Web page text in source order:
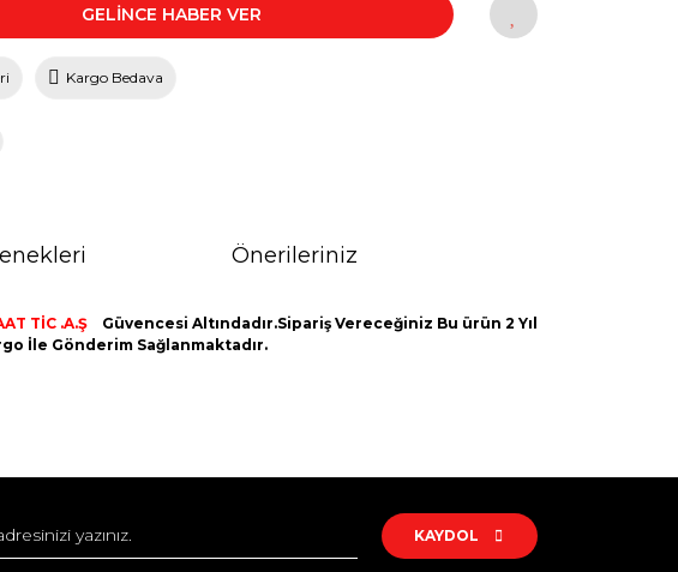
GELİNCE HABER VER
Kargo Bedava
Önerileriniz
TİC .A.Ş
Güvencesi Altındadır.Sipariş Vereceğiniz Bu ürün 2 Yıl
İle Gönderim Sağlanmaktadır.
KAYDOL